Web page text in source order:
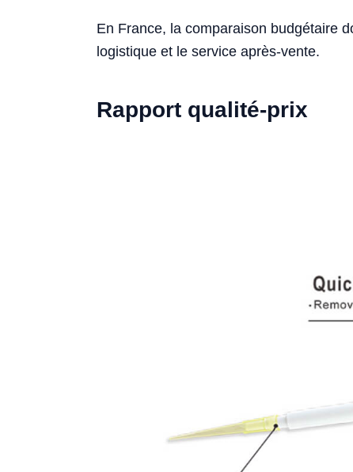
En France, la comparaison budgétaire
logistique et le service après-vente.
Rapport qualité-prix